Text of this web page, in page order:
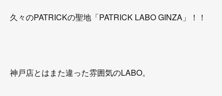
久々のPATRICKの聖地「PATRICK LABO GINZA」！！
神戸店とはまた違った雰囲気のLABO。